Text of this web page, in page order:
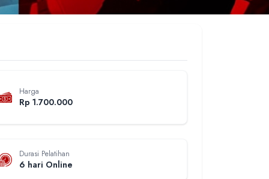
Harga
Rp 1.700.000
Durasi Pelatihan
6 hari Online